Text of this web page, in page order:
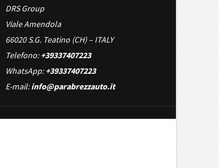
DRS Group
Viale Amendola
66020 S.G. Teatino (CH) – ITALY
Telefono:+39337407223
WhatsApp:+39337407223
E-mail:info@parabrezzauto.it